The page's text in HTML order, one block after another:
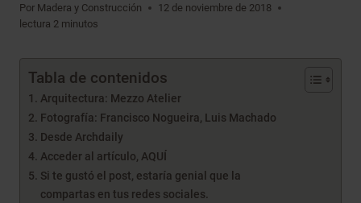
Por Madera y Construcción
12 de noviembre de 2018
lectura 2 minutos
Tabla de contenidos
Arquitectura: Mezzo Atelier
Fotografía: Francisco Nogueira, Luis Machado
Desde Archdaily
Acceder al artículo, AQUÍ
Si te gustó el post, estaría genial que la
compartas en tus redes sociales.